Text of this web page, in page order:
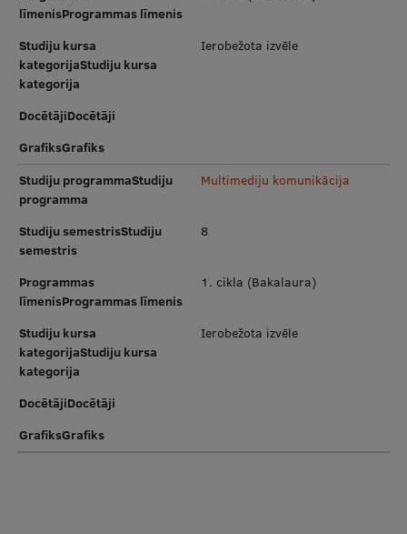
līmenisProgrammas līmenis
Studiju kursa
kategorijaStudiju kursa
kategorija
Ierobežota izvēle
DocētājiDocētāji
GrafiksGrafiks
Studiju programmaStudiju
programma
Multimediju komunikācija
Studiju semestrisStudiju
semestris
8
Programmas
līmenisProgrammas līmenis
1. cikla (Bakalaura)
Studiju kursa
kategorijaStudiju kursa
kategorija
Ierobežota izvēle
DocētājiDocētāji
GrafiksGrafiks